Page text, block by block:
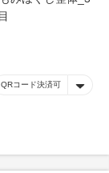
QRコード決済可